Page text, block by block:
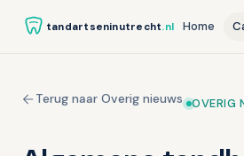
tandartseninutrecht.nl Home
Terug naar Overig nieuws OVERIG